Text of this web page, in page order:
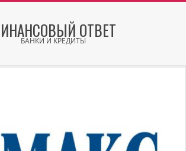
ОТВЕТ
БАНКИ И КРЕДИТЫ